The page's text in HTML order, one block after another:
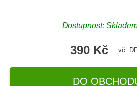
Dostupnost:
390 Kč vč.
DO